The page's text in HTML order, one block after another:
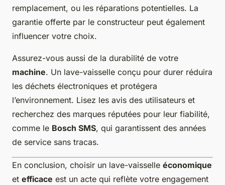
remplacement, ou les réparations potentielles. La
garantie offerte par le constructeur peut également
influencer votre choix.
Assurez-vous aussi de la durabilité de votre
machine. Un lave-vaisselle conçu pour durer réduira
les déchets électroniques et protégera
l’environnement. Lisez les avis des utilisateurs et
recherchez des marques réputées pour leur fiabilité,
comme le Bosch SMS, qui garantissent des années
de service sans tracas.
En conclusion, choisir un lave-vaisselle économique
et efficace est un acte qui reflète votre engagement